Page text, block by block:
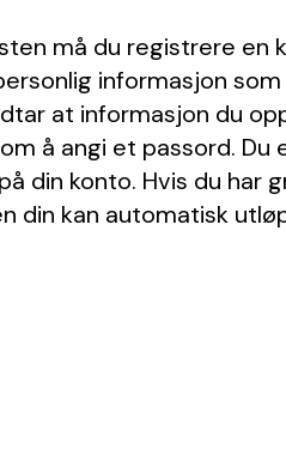
må du registrere
informasjon
at informasjon du
å angi et passord.
din konto. Hvis du har
din kan automatisk